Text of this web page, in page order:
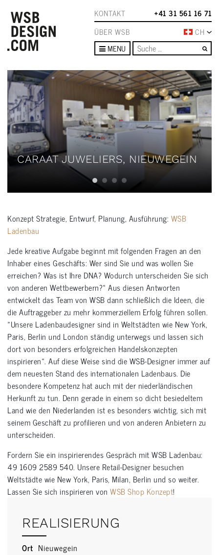
KONTAKT
+41 31 561 16 71
ÜBER WSB
CH
MENU
CARAAT JUWELIERS, NIEUWEGEIN
Konzept Strategie, Entwurf, Planung, Ausführung: WSB
Ladenbau
Jede kreative Aufgabe beginnt mit folgenden Fragen an den
Inhaber eines Geschäfts: Wer sind Sie und was wollen Sie
erreichen? Was ist Ihre DNA? Wodurch unterscheiden Sie sich
von anderen Wettbewerbern?« Aus diesen Antworten
entwickelt das Team von WSB dann schließlich die Ideen, die
die Auftraggeber zu mehr kommerziellem Erfolg führen sollen.
»Unsere Ladenbaudesigner sind in Weltstädten wie New York,
Paris, Berlin und London ständig unterwegs und lassen sich
dort von besonders erfolgreichen Handelskonzepten
inspirieren«. Auf diese Weise sind die WSB-Designer immer auf
dem neuesten Stand des internationalen Ladenbaus. Die
besondere Kompetenz hat auch mit der niederländischen
Herkunft zu tun. Denn gerade in einem so dicht besiedeltem
Land wie den Niederlanden ist es besonders wichtig, sich mit
seinem Geschäft zu profilieren und von anderen Anbietern zu
unterscheiden.
Fordern Sie ein inspirierendes Gespräch mit WSB Ladenbau:
49 1609 2589 540. Unsere Retail-Designer besuchen
Weltstädte wie New York, Paris, Milan, Berlin und so weiter.
Lassen Sie sich inspirieren von WSB Shop Konzept!
REALISIERUNG
Ort Nieuwegein